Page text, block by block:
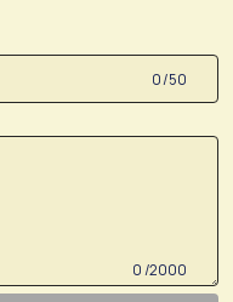
0 /50
0 /2000